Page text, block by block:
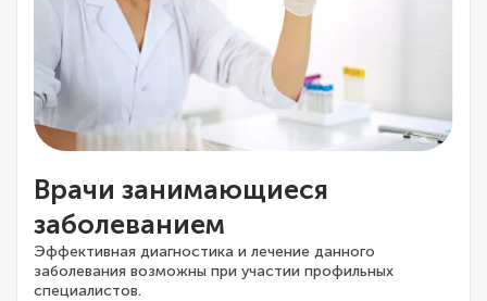
Врачи занимающиеся
заболеванием
Эффективная диагностика и лечение данного
заболевания возможны при участии профильных
специалистов.